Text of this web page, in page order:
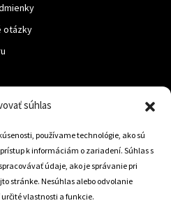
súhlas
používame technológie, ako sú
k informáciám o zariadení. Súhlas s
údaje, ako je správanie pri
stránke. Nesúhlas alebo odvolanie
vlastnosti a funkcie.
otázky